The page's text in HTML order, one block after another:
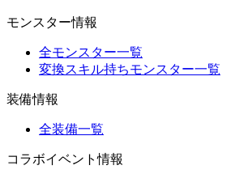
モンスター情報
全モンスター一覧
変換スキル持ちモンスター一覧
装備情報
全装備一覧
コラボイベント情報